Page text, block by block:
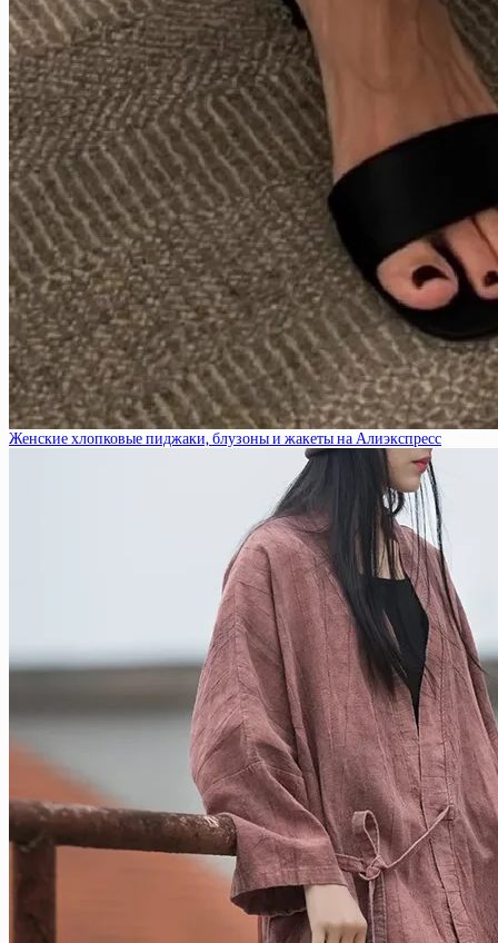
Женские хлопковые пиджаки, блузоны и жакеты на Алиэкспресс